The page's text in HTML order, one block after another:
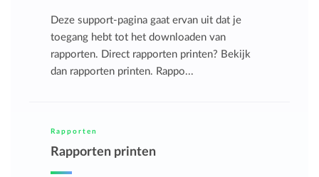
Deze support-pagina gaat ervan uit dat je
toegang hebt tot het downloaden van
rapporten. Direct rapporten printen? Bekijk
dan rapporten printen. Rappo...
Rapporten
Rapporten printen